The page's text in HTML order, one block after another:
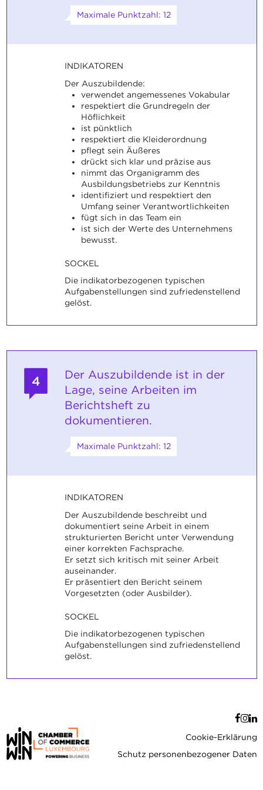
Maximale Punktzahl: 12
INDIKATOREN
Der Auszubildende:
verwendet angemessenes Vokabular
respektiert die Grundregeln der
Höflichkeit
ist pünktlich
respektiert die Kleiderordnung
pflegt sein Äußeres
drückt sich klar und präzise aus
nimmt das Organigramm des
Ausbildungsbetriebs zur Kenntnis
identifiziert und respektiert den
Umfang seiner Verantwortlichkeiten
fügt sich in das Team ein
ist sich der Werte des Unternehmens
bewusst.
SOCKEL
Die indikatorbezogenen typischen
Aufgabenstellungen sind zufriedenstellend
gelöst.
4
Der Auszubildende ist in der
Lage, seine Arbeiten im
Berichtsheft zu
dokumentieren.
Maximale Punktzahl: 12
INDIKATOREN
Der Auszubildende beschreibt und
dokumentiert seine Arbeit in einem
strukturierten Bericht unter Verwendung
einer korrekten Fachsprache.
Er setzt sich kritisch mit seiner Arbeit
auseinander.
Er präsentiert den Bericht seinem
Vorgesetzten (oder Ausbilder).
SOCKEL
Die indikatorbezogenen typischen
Aufgabenstellungen sind zufriedenstellend
gelöst.
Cookie-Erklärung
Schutz personenbezogener Daten